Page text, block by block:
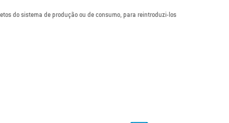
do sistema de produção ou de consumo, para reintroduzi-los